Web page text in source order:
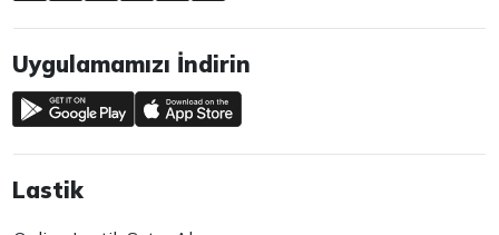
Uygulamamızı İndirin
Lastik